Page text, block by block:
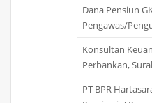
Dana Pensiun
Pengawas/
Konsultan
Perbankan,
PT BPR